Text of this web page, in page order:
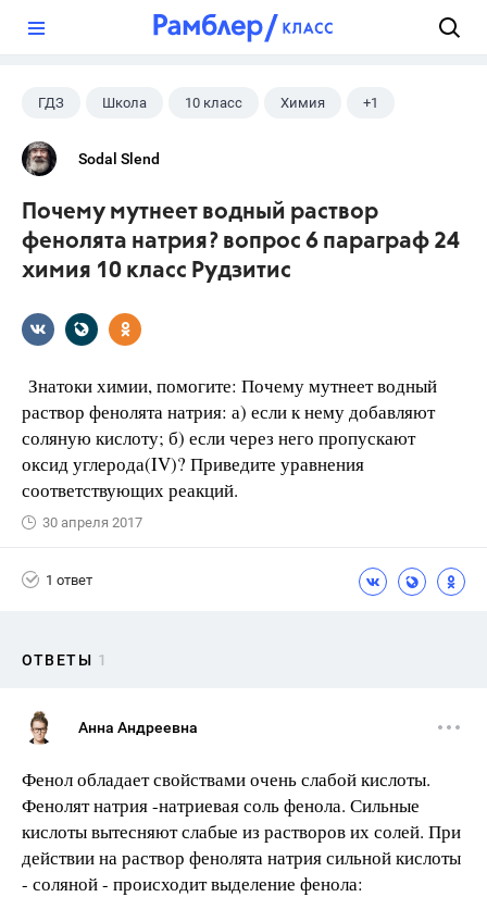
ГДЗ Школа 10 класс Химия +1
Рудзитис Г.Е.
Sodal Slend
Почему мутнеет водный раствор
фенолята натрия? вопрос 6 параграф 24
химия 10 класс Рудзитис
Знатоки химии, помогите: Почему мутнеет водный
раствор фенолята натрия: а) если к нему добавляют
соляную кислоту; б) если через него пропускают
оксид углерода(IV)? Приведите уравнения
соответствующих реакций.
30 апреля 2017
1 ответ
ОТВЕТЫ 1
Анна Андреевна
Фенол обладает свойствами очень слабой кислоты.
Фенолят натрия -натриевая соль фенола. Сильные
кислоты вытесняют слабые из растворов их солей. При
действии на раствор фенолята натрия сильной кислоты
- соляной - происходит выделение фенола: